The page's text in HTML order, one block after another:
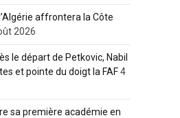
affrontera la Côte
2026
le départ de Petkovic, Nabil
et pointe du doigt la FAF4
sa première académie en